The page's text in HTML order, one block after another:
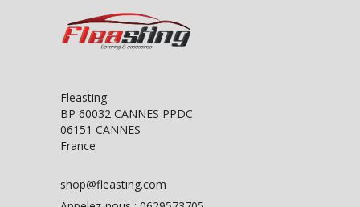
Fleasting
BP 60032 CANNES PPDC
06151 CANNES
France
shop@fleasting.com